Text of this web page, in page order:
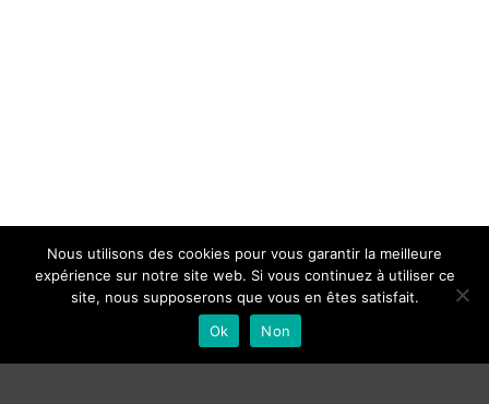
Nous utilisons des cookies pour vous garantir la meilleure
expérience sur notre site web. Si vous continuez à utiliser ce
site, nous supposerons que vous en êtes satisfait.
Ok
Non